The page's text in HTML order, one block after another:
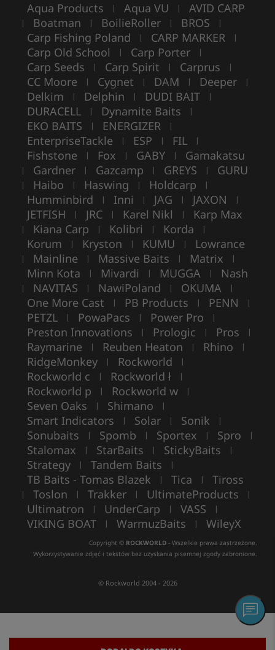
Aqua Products | Aqua VU | AVID CARP
| Boatman | BoilieRoller | BROS |
Carp Fishing Poland | CARP MARKER |
Carp Old School | Carp Porter |
Carp Seeds | Carp Spirit | Carprus |
CC Moore | Cygnet | DAM | Deeper |
Delkim | Delphin | DUDI BAIT |
DURACELL | Dynamite Baits |
EKO BAITS | ENERGIZER |
EnterpriseTackle | ESP | FIL |
Fishstone | Fox | GABY | Gamakatsu
| Gardner | Gazcamp | GREYS | GURU
| Haibo | Haswing | Holdcarp |
Humminbird | Inni | JAG | JAXON |
JETFISH | JRC | Karel Nikl | Karp Max
| Kiana Carp | Kolibri | Korda |
Korum | Kryston | KUMU | Lowrance
| Mainline | Massive Baits | Matrix |
Minn Kota | Mivardi | MUGGA | Nash
| NAVITAS | NawiPoland | OKUMA |
One More Cast | PB Products | PENN |
PETZL | PowaPacs | Power Pro |
Preston Innovations | Prologic | Pros |
Raymarine | Reuben Heaton | Rhino |
RidgeMonkey | Rockworld |
Rockworld c | Rockworld ł |
Rockworld p | Rockworld w |
Seven Oaks | Shimano |
Smart Indicators | Solar | Sonik |
Sonubaits | Spomb | Sportex | Spro |
Stalomax | StarBaits | StickyBaits |
Strategy | Tandem Baits |
TB Baits - Tomas Blazek | Tica | Tiross
| Toslon | Trakker | UltimateProducts |
Ultimatron | UnderCarp | VASS |
VIKING BOAT | WarmuzBaits | WileyX
Copyright © ROCKWORLD - Wszelkie prawa zastrzeżone.
Wykorzystywanie zdjęć i tekstów bez uzyskania pisemnej zgody zabronione.
© Rockworld 2004 - 2026